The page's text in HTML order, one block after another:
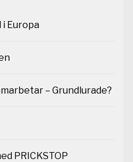
i Europa
– Grundlurade?
PRICKSTOP